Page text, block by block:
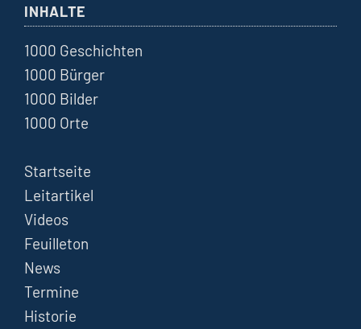
INHALTE
1000 Geschichten
1000 Bürger
1000 Bilder
1000 Orte
Startseite
Leitartikel
Videos
Feuilleton
News
Termine
Historie